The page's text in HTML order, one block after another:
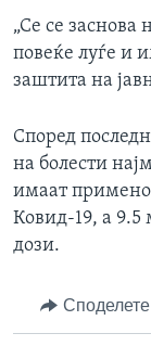
„Се се
повеќе луѓе и
заштита на
Според
на болести
имаат примено
Ковид-19, а
дози.
Споделете